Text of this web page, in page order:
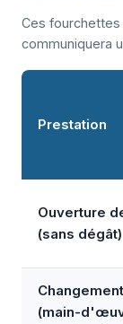
Ces fourchettes
communiquera
Prestation
Ouverture
(sans dégât)
(main-